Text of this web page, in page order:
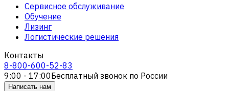
Сервисное обслуживание
Обучение
Лизинг
Логистические решения
Контакты
8-800-600-52-83
9:00 - 17:00Бесплатный звонок по России
Написать нам